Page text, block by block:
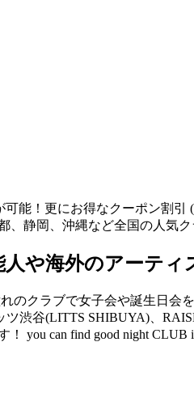
能！更にお得なクーポン割
静岡、沖縄など全国の人気ク
や海外のアーテ
のクラブで女子会や誕生日会
渋谷(LITTS SHIBUYA)、
you can find good night CLUB